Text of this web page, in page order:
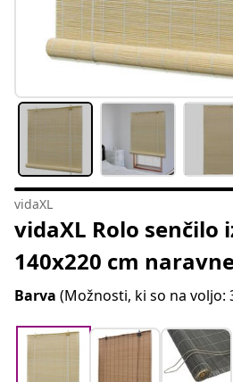
vidaXL
vidaXL Rolo senčilo
140x220 cm
Barva (Možnosti, ki so na voljo: